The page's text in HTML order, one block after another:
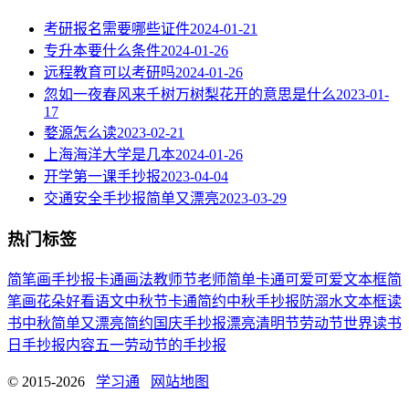
考研报名需要哪些证件2024-01-21
专升本要什么条件2024-01-26
远程教育可以考研吗2024-01-26
忽如一夜春风来千树万树梨花开的意思是什么2023-01-
17
婺源怎么读2023-02-21
上海海洋大学是几本2024-01-26
开学第一课手抄报2023-04-04
交通安全手抄报简单又漂亮2023-03-29
热门标签
简笔画手抄报卡通画法教师节老师简单卡通可爱可爱文本框简
笔画花朵好看语文中秋节卡通简约中秋手抄报 防溺水文本框读
书中秋简单又漂亮简约 国庆手抄报漂亮清明节劳动节世界读书
日 手抄报内容五一劳动节的手抄报
© 2015-2026 学习通 网站地图